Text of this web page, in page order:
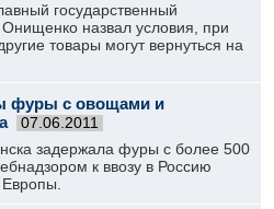
государственный
назвал условия, при
товары могут вернуться на
фуры с овощами и
07.06.2011
задержала фуры с более 500
к ввозу в Россию